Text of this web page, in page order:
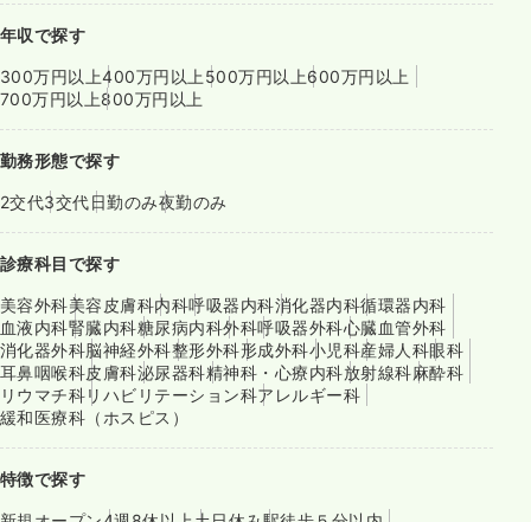
年収で探す
300万円以上400万円以上 500万円以上600万円以上
700万円以上800万円以上
勤務形態で探す
2交代3交代日勤のみ夜勤のみ
診療科目で探す
美容外科美容皮膚科内科呼吸器内科消化器内科循環器内科
血液内科腎臓内科糖尿病内科外科呼吸器外科心臓血管外科
消化器外科脳神経外科整形外科形成外科小児科産婦人科眼科
耳鼻咽喉科皮膚科泌尿器科精神科・心療内科放射線科麻酔科
リウマチ科リハビリテーション科アレルギー科
緩和医療科（ホスピス）
特徴で探す